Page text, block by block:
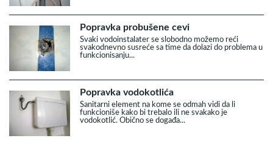
Popravka probušene cevi
Svaki vodoinstalater se slobodno možemo reći
svakodnevno susreće sa time da dolazi do problema u
funkcionisanju...
Popravka vodokotlića
Sanitarni element na kome se odmah vidi da li
funkcioniše kako bi trebalo ili ne svakako je
vodokotlić. Obično se događa...